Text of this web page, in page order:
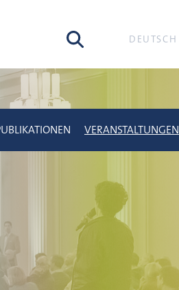
Suche DEUTSCH
VERANSTALTUNGEN